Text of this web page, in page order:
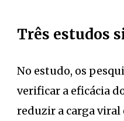
Três estudos
No estudo, os
verificar a eficácia
reduzir a carga viral